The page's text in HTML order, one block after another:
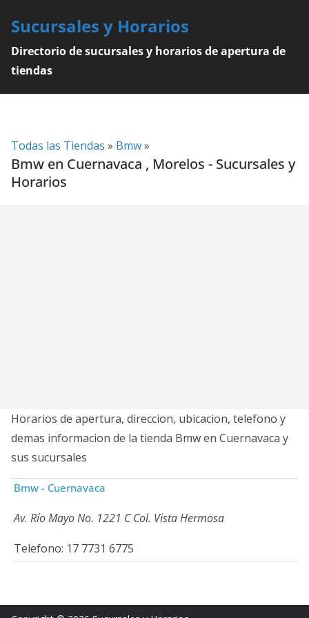
content
Sucursales y Horarios
Directorio de sucursales y horarios de apertura de
tiendas
Todas las Tiendas » Bmw»
Bmw en Cuernavaca , Morelos - Sucursales y
Horarios
Horarios de apertura, direccion, ubicacion, telefono y
demas informacion de la tienda Bmw en Cuernavaca y
sus sucursales
Bmw - Cuernavaca
Av. Río Mayo No. 1221 C Col. Vista Hermosa
Telefono: 17 7731 6775